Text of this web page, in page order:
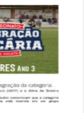
Piquete
Bancário
nº
1512